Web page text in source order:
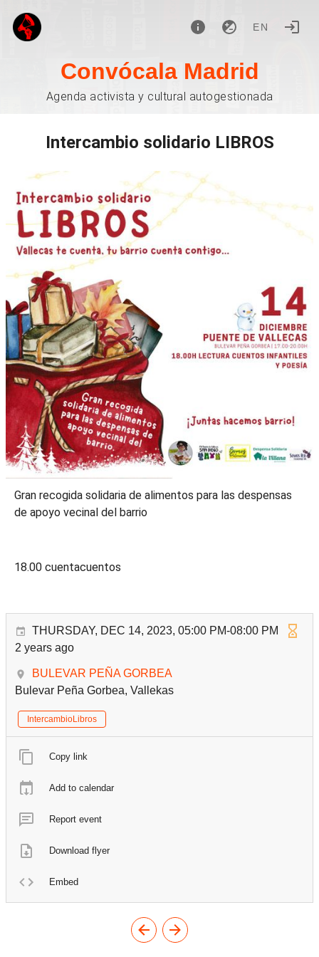
EN
Convócala Madrid
Agenda activista y cultural autogestionada
Intercambio solidario LIBROS
Gran recogida solidaria de alimentos para las despensas
de apoyo vecinal del barrio
18.00 cuentacuentos
THURSDAY, DEC 14, 2023, 05:00 PM-08:00 PM
2 years ago
BULEVAR PEÑA GORBEA
Bulevar Peña Gorbea, Vallekas
IntercambioLibros
Copy link
Add to calendar
Report event
Download flyer
Embed